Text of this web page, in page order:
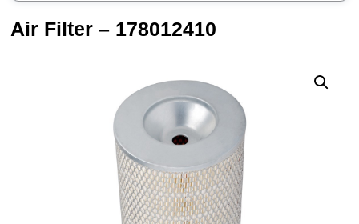
Air Filter – 178012410